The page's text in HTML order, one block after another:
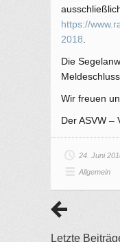
https://
2018
Die
Wir freuen
Der ASVW –
24. Juni
Allgemein
Letzte